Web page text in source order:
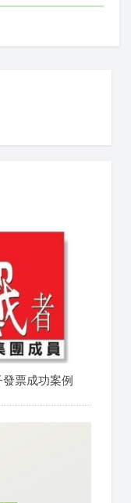
票成功案例